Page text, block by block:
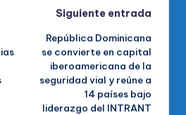
Siguiente entrada
República Dominicana
se convierte en capital
iberoamericana de la
seguridad vial y reúne a
14 países bajo
liderazgo del INTRANT